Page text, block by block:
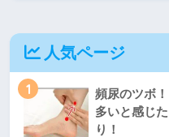
人気ページ
1
頻尿のツボ
多いと感じ
り！